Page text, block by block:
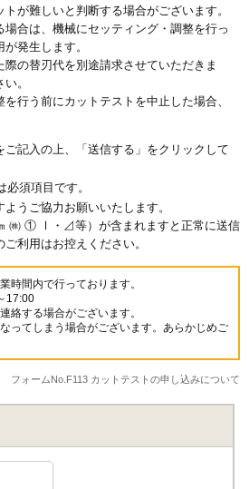
が難しいと判断する場合がございます。
合は、機械にセッティング・調整を行っ
発生します。
の替刃代を別途請求させていただきま
。
を行う前にカットテストを中止した場合、
ご記入の上、「送信する」をクリックして
須項目です。
うご協力お願いいたします。
㈱ ① Ⅰ・⊿等）が含まれますと正常に送信
利用はお控えください。
時間内で行っております。
17:00
絡する場合がございます。
ってしまう場合がございます。あらかじめご
フォームNo.F113 カットテストの申し込みについて